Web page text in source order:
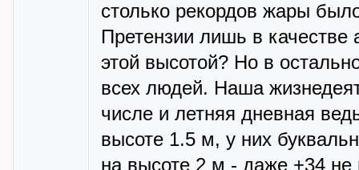
столько рекордов жары
Претензии лишь в качестве
этой высотой? Но в
всех людей. Наша
числе и летняя дневная
высоте 1.5 м, у них
на высоте 2 м - даже +34 не